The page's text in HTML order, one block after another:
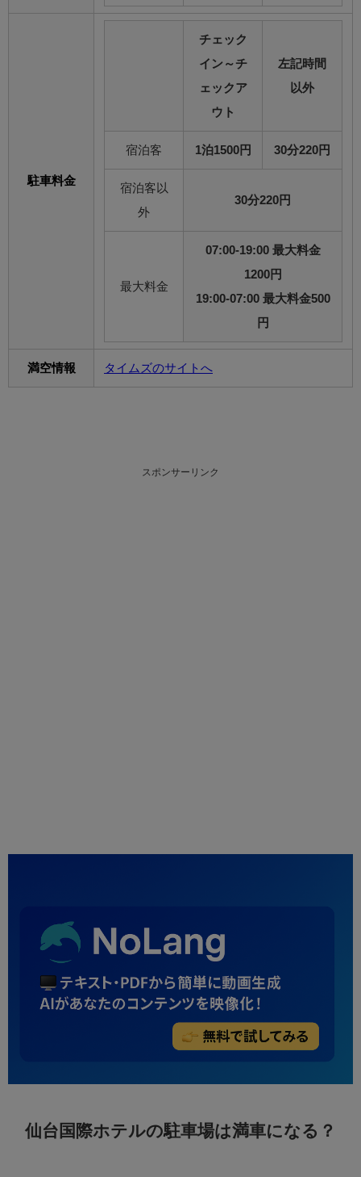
駐車料金
チェック
イン～チ
ェックア
ウト
左記時間
以外
宿泊客 1泊1500円 30分220円
宿泊客以
外
30分220円
最大料金
07:00-19:00 最大料金
1200円
19:00-07:00 最大料金500
円
満空情報 タイムズのサイトへ
スポンサーリンク
仙台国際ホテルの駐車場は満車になる？